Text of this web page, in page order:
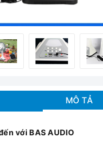
MÔ TẢ
với BAS AUDIO